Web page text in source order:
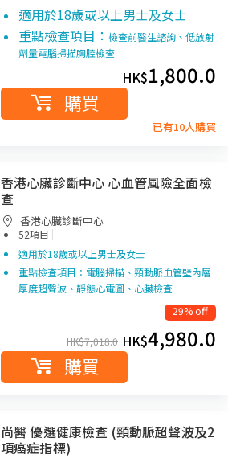
適用於18歲或以上男士及女士
重點檢查項目： 檢查前醫生諮詢、低放射
劑量電腦掃描胸腔檢查
HK$1,800.0
購買
已有10人購買
香港心臟診斷中心 心血管風險全面檢
查
香港心臟診斷中心
52項目 |
適用於18歲或以上男士及女士
重點檢查項目：電腦掃描、頸動脈血管壁內層
厚度超聲波、靜態心電圖、心臟檢查
29% off
HK$7,018.0 HK$4,980.0
購買
尚醫 優選健康檢查 (頸動脈超聲波及2
項癌症指標)